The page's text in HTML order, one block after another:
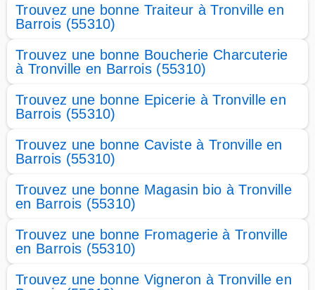
Trouvez une bonne Traiteur à Tronville en
Barrois (55310)
Trouvez une bonne Boucherie Charcuterie
à Tronville en Barrois (55310)
Trouvez une bonne Epicerie à Tronville en
Barrois (55310)
Trouvez une bonne Caviste à Tronville en
Barrois (55310)
Trouvez une bonne Magasin bio à Tronville
en Barrois (55310)
Trouvez une bonne Fromagerie à Tronville
en Barrois (55310)
Trouvez une bonne Vigneron à Tronville en